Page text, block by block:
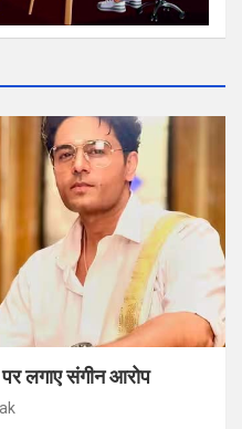
लगाए संगीन आरोप